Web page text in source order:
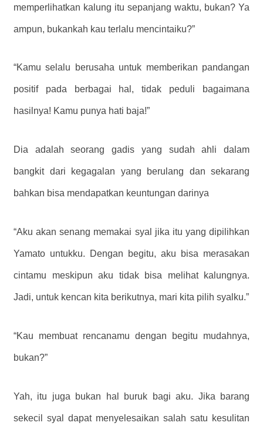
memperlihatkan kalung itu sepanjang waktu, bukan? Ya
ampun, bukankah kau terlalu mencintaiku?”
“Kamu selalu berusaha untuk memberikan pandangan
positif pada berbagai hal, tidak peduli bagaimana
hasilnya! Kamu punya hati baja!”
Dia adalah seorang gadis yang sudah ahli dalam
bangkit dari kegagalan yang berulang dan sekarang
bahkan bisa mendapatkan keuntungan darinya
“Aku akan senang memakai syal jika itu yang dipilihkan
Yamato untukku. Dengan begitu, aku bisa merasakan
cintamu meskipun aku tidak bisa melihat kalungnya.
Jadi, untuk kencan kita berikutnya, mari kita pilih syalku.”
“Kau membuat rencanamu dengan begitu mudahnya,
bukan?”
Yah, itu juga bukan hal buruk bagi aku. Jika barang
sekecil syal dapat menyelesaikan salah satu kesulitan